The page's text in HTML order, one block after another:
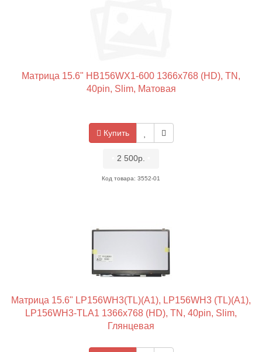
Матрица 15.6" HB156WX1-600 1366x768 (HD), TN,
40pin, Slim, Матовая
Купить
2 500р.
Код товара: 3552-01
Матрица 15.6" LP156WH3(TL)(A1), LP156WH3 (TL)(A1),
LP156WH3-TLA1 1366x768 (HD), TN, 40pin, Slim,
Глянцевая